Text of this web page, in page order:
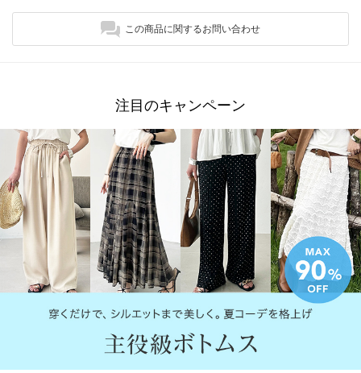
この商品に関するお問い合わせ
注目のキャンペーン